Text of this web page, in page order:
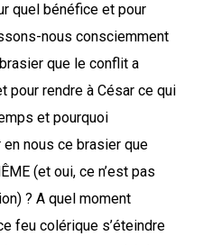
quel bénéfice et pour
nous consciemment
que le conflit a
pour rendre à César ce qui
et pourquoi
nous ce brasier que
(et oui, ce n’est pas
? A quel moment
feu colérique s’éteindre